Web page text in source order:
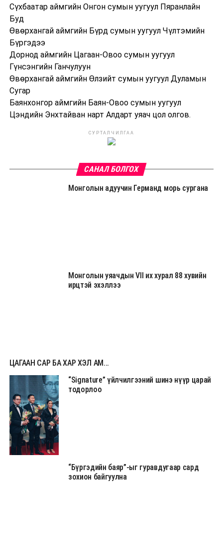
Сүхбаатар аймгийн Онгон сумын уугуул Пяранлайн
Буд
Өвөрхангай аймгийн Бүрд сумын уугуул Чүлтэмийн
Бүргэдээ
Дорнод аймгийн Цагаан-Овоо сумын уугуул
Гүнсэнгийн Ганчулуун
Өвөрхангай аймгийн Өлзийт сумын уугуул Дуламын
Сугар
Баянхонгор аймгийн Баян-Овоо сумын уугуул
Цэндийн Энхтайван нарт Алдарт уяач цол олгов.
СУРТАЛЧИЛГАА
САНАЛ БОЛГОХ
Монголын адуучин Германд морь сургана
Монголын уяачдын VII их хурал 88 хувийн
ирцтэй эхэллээ
ЦАГААН САР БА ХАР ХЭЛ АМ...
“Signature” үйлчилгээний шинэ нүүр царай
тодорлоо
“Бүргэдийн баяр”-ыг гуравдугаар сард
зохион байгуулна